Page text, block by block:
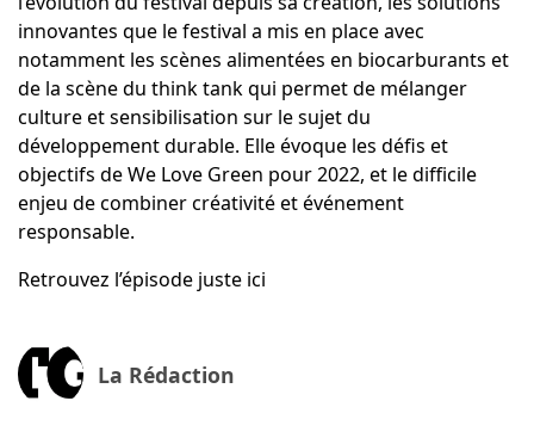
innovantes que le festival a mis en place avec
notamment les scènes alimentées en biocarburants et
de la scène du think tank qui permet de mélanger
culture et sensibilisation sur le sujet du
développement durable. Elle évoque les défis et
objectifs de We Love Green pour 2022, et le difficile
enjeu de combiner créativité et événement
responsable.
Retrouvez l’épisode juste ici
La Rédaction